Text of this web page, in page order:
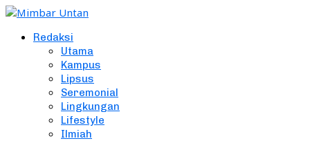
Redaksi
Utama
Kampus
Lipsus
Seremonial
Lingkungan
Lifestyle
Ilmiah